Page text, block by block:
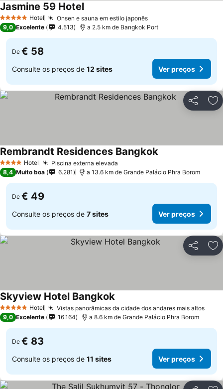
5 Estrelas Hotel Onsen e sauna em estilo japonêsVer preços
Jasmine 59 HotelVer preços
9,0 Excelente 4.513 a 2.5 km de Bangkok Port
De € 58
Consulte os preços de 12 sites Ver preços
Partilhar
4 EstrelasHotel Piscina externa elevada
Rembrandt Residences BangkokVer preços
8,4 Muito boa 6.281 a 13.6 km de Grande Palácio Phra Borom
De € 49
Consulte os preços de 7 sites Ver preços
Partilhar
5 Estrelas Hotel Vistas panorâmicas da cidade dos andares mais altosVer
Skyview Hotel BangkokVer preços
9,0 Excelente 16.164 a 8.6 km de Grande Palácio Phra Borom
De € 83
Consulte os preços de 11 sites Ver preços